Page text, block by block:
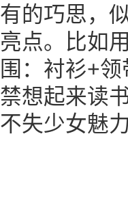
有的巧思，
亮点。比如
围：衬衫+
禁想起来读
不失少女魅力